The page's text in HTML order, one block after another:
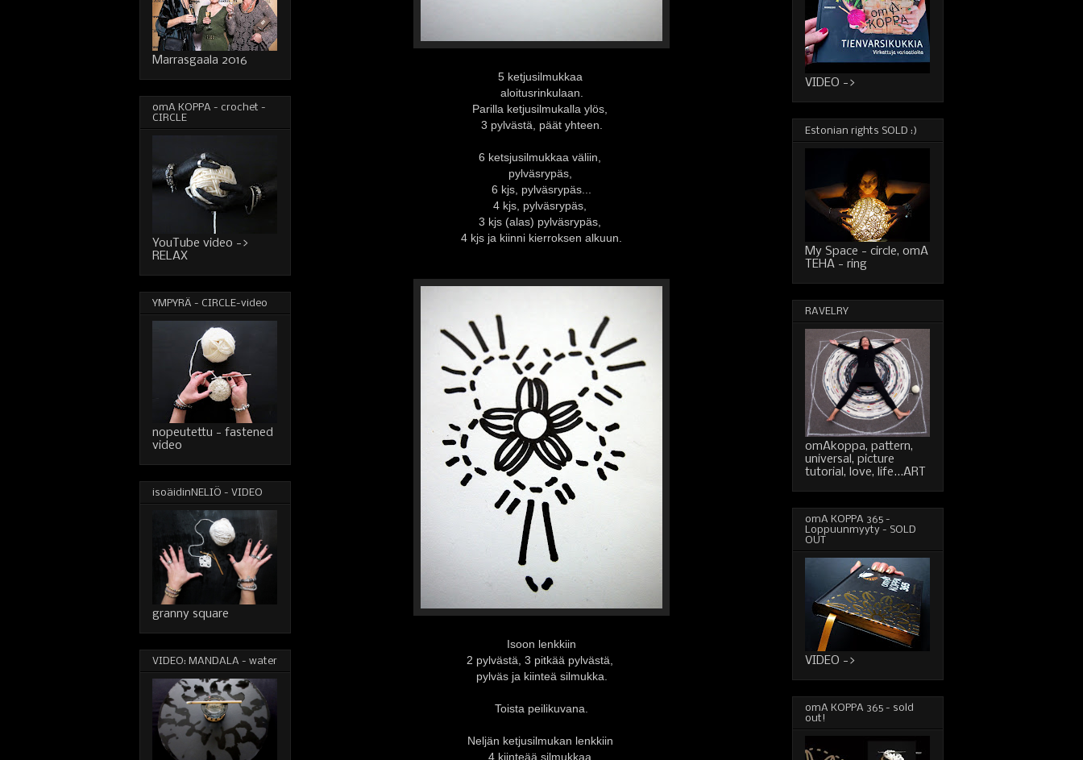
5 ketjusilmukkaa
aloitusrinkulaan.
Parilla ketjusilmukalla ylös,
3 pylvästä, päät yhteen.
6 ketsjusilmukkaa väliin,
pylväsrypäs,
6 kjs, pylväsrypäs...
4 kjs, pylväsrypäs,
3 kjs (alas) pylväsrypäs,
4 kjs ja kiinni kierroksen alkuun.
Isoon lenkkiin
2 pylvästä, 3 pitkää pylvästä,
pylväs ja kiinteä silmukka.
Toista peilikuvana.
Neljän ketjusilmukan lenkkiin
4 kiinteää silmukkaa.
Marrasgaala 2016
omA KOPPA - crochet -
CIRCLE
YouTube video ->
RELAX
YMPYRÄ - CIRCLE-video
nopeutettu - fastened
video
isoäidinNELIÖ - VIDEO
granny square
VIDEO: MANDALA - water
VIDEO ->
Estonian rights SOLD :)
My Space - circle, omA
TEHA - ring
RAVELRY
omAkoppa, pattern,
universal, picture
tutorial, love, life...ART
omA KOPPA 365 -
Loppuunmyyty - SOLD
OUT
VIDEO ->
omA KOPPA 365 - sold
out!